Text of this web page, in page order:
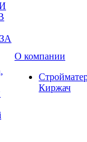
О компании
Киржач